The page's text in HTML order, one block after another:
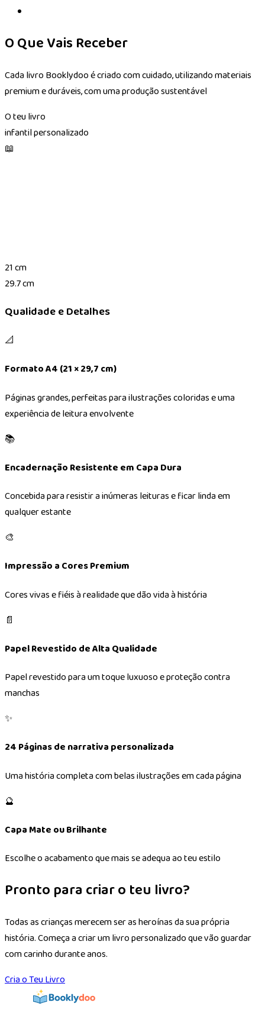
O Que Vais Receber
Cada livro Booklydoo é criado com cuidado, utilizando materiais
premium e duráveis, com uma produção sustentável
O teu livro
infantil personalizado
📖
21 cm
29.7 cm
Qualidade e Detalhes
📐
Formato A4 (21 × 29,7 cm)
Páginas grandes, perfeitas para ilustrações coloridas e uma
experiência de leitura envolvente
📚
Encadernação Resistente em Capa Dura
Concebida para resistir a inúmeras leituras e ficar linda em
qualquer estante
🎨
Impressão a Cores Premium
Cores vivas e fiéis à realidade que dão vida à história
📄
Papel Revestido de Alta Qualidade
Papel revestido para um toque luxuoso e proteção contra
manchas
✨
24 Páginas de narrativa personalizada
Uma história completa com belas ilustrações em cada página
🔮
Capa Mate ou Brilhante
Escolhe o acabamento que mais se adequa ao teu estilo
Pronto para criar o teu livro?
Todas as crianças merecem ser as heroínas da sua própria
história. Começa a criar um livro personalizado que vão guardar
com carinho durante anos.
Cria o Teu Livro